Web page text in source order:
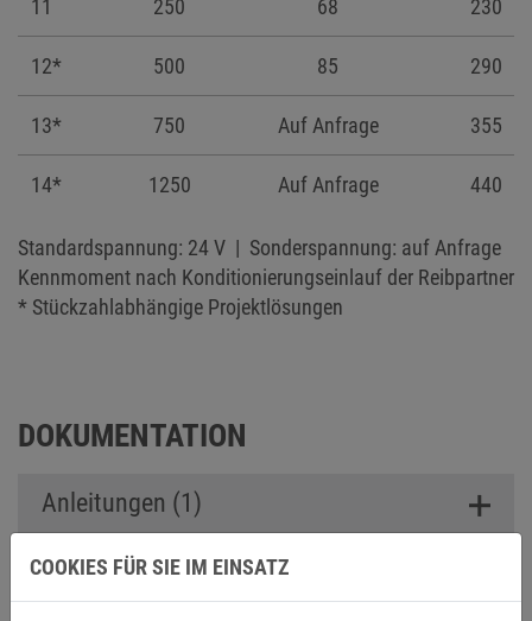
11 250 68 230
12* 500 85 290
13* 750 Auf Anfrage 355
14* 1250 Auf Anfrage 440
Standardspannung: 24 V | Sonderspannung: auf Anfrage
Kennmoment nach Konditionierungseinlauf der Reibpartner
* Stückzahlabhängige Projektlösungen
DOKUMENTATION
Anleitungen (1)
CAD Daten (1)
COOKIES FÜR SIE IM EINSATZ